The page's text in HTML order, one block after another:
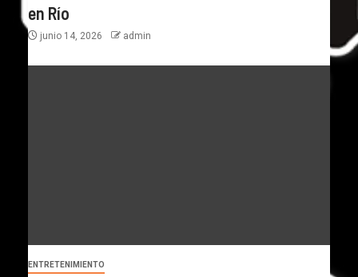
en Río
junio 14, 2026 admin
ENTRETENIMIENTO